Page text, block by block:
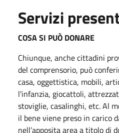
Servizi
COSA SI PUÒ DONARE
Chiunque, anche cittadini
del comprensorio, può
casa, oggettistica, mobili,
l'infanzia, giocattoli,
stoviglie, casalinghi, etc.Al
il bene viene preso in carico
nell’apposita area a titolo di